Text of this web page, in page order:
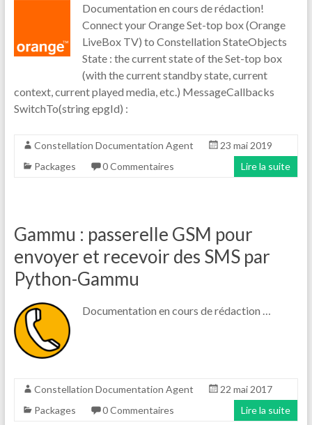
Documentation en cours de rédaction!
Connect your Orange Set-top box (Orange
LiveBox TV) to Constellation StateObjects
State : the current state of the Set-top box
(with the current standby state, current
context, current played media, etc.) MessageCallbacks
SwitchTo(string epgId) :
Constellation Documentation Agent
23 mai 2019
Packages
0 Commentaires Lire la suite
Gammu : passerelle GSM pour
envoyer et recevoir des SMS par
Python-Gammu
Documentation en cours de rédaction …
Constellation Documentation Agent
22 mai 2017
Packages
0 Commentaires Lire la suite